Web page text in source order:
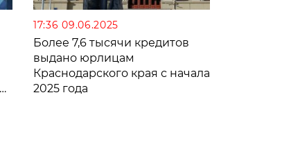
17:36 09.06.2025
Более 7,6 тысячи кредитов
выдано юрлицам
Краснодарского края с начала
2025 года